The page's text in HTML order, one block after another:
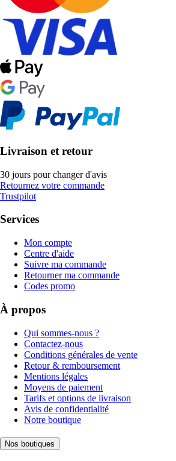
Livraison et retour
30 jours pour changer d'avis
Retournez votre commande
Trustpilot
Services
Mon compte
Centre d'aide
Suivre ma commande
Retourner ma commande
Codes promo
À propos
Qui sommes-nous ?
Contactez-nous
Conditions générales de vente
Retour & remboursement
Mentions légales
Moyens de paiement
Tarifs et options de livraison
Avis de confidentialité
Notre boutique
Nos boutiques